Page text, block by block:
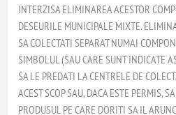
INTERZISA ELIMINAREA ACESTOR
DESEURILE MUNICIPALE MIXTE.
SA COLECTATI SEPARAT NUMAI
SIMBOLUL (SAU CARE SUNT INDICATE
SA LE PREDATI LA CENTRELE DE
ACEST SCOP SAU, DACA ESTE PERMIS,
PRODUSUL PE CARE DORITI SA IL